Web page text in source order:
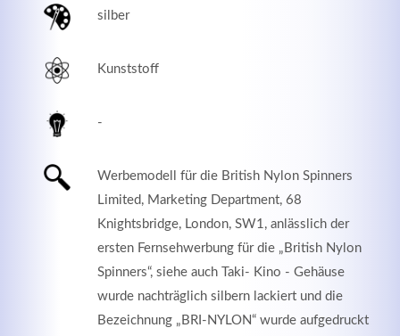
silber
Kunststoff
-
Werbemodell für die British Nylon Spinners
Limited, Marketing Department, 68
Knightsbridge, London, SW1, anlässlich der
ersten Fernsehwerbung für die „British Nylon
Spinners“, siehe auch Taki- Kino - Gehäuse
wurde nachträglich silbern lackiert und die
Bezeichnung „BRI-NYLON“ wurde aufgedruckt
Modern & Simple